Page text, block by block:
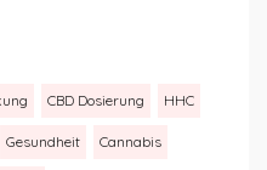
CBD Dosierung HHC
Gesundheit Cannabis